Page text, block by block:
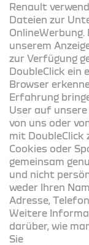
Renault
Dateien zur
OnlineWerbung.
unserem
zur Verfügung
DoubleClick ein
Browser
Erfahrung
User auf
von uns oder
mit DoubleClick
Cookies oder
gemeinsam
und nicht
weder Ihren
Adresse,
Weitere
darüber, wie
Sie